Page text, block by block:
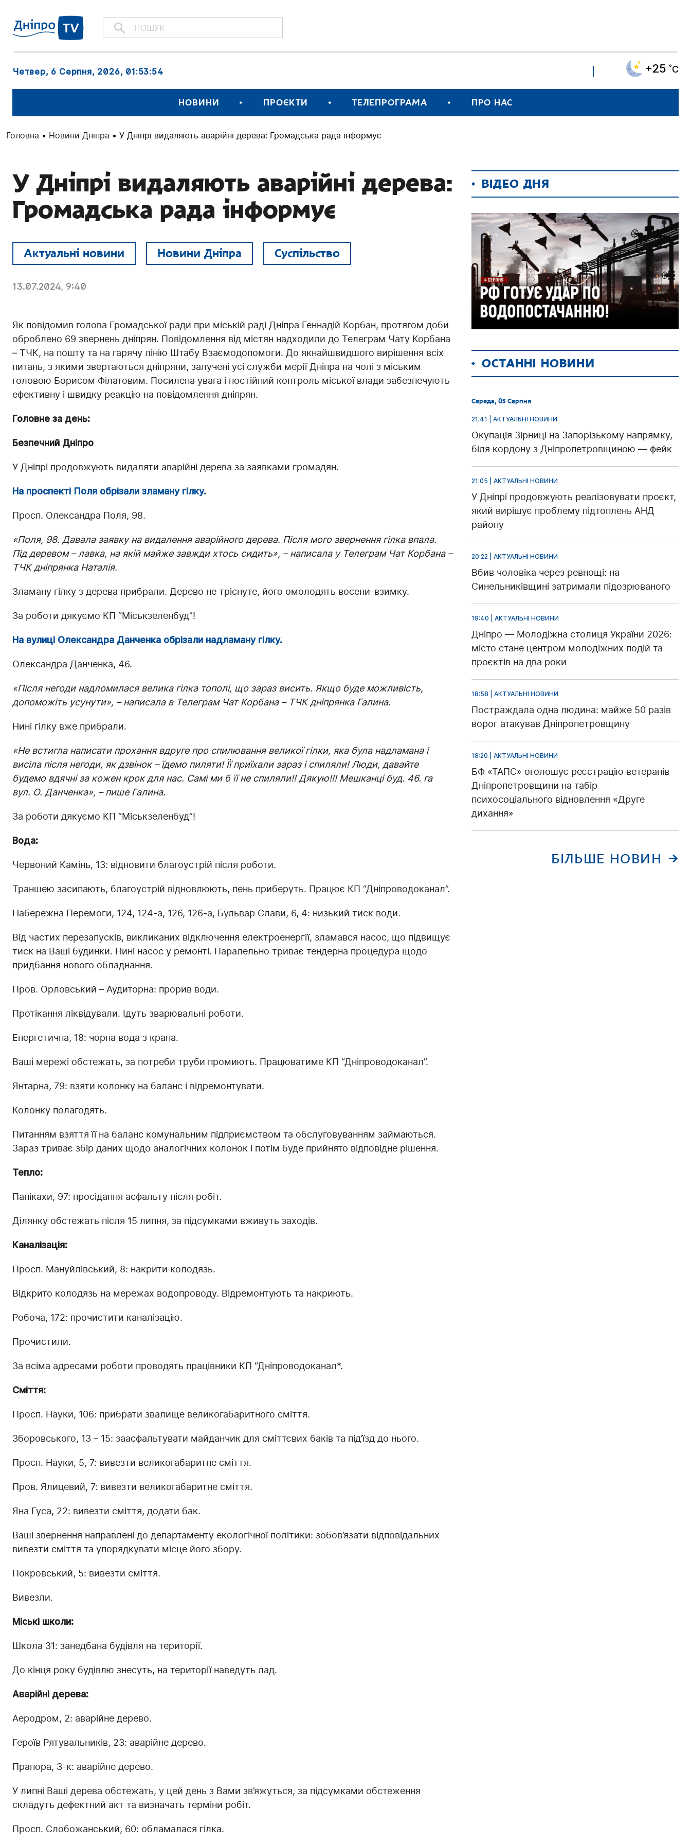
Четвер, 6 Серпня, 2026, 01:53:55 +25 ˚C
НОВИНИ ПРОЄКТИ ТЕЛЕПРОГРАМА ПРО НАС
Головна • Новини Дніпра • У Дніпрі видаляють аварійні дерева: Громадська рада інформує
У Дніпрі видаляють аварійні дерева:
Громадська рада інформує
Актуальні новини Новини Дніпра Суспільство
13.07.2024, 9:40
Як повідомив голова Громадської ради при міській раді Дніпра Геннадій Корбан, протягом доби
оброблено 69 звернень дніпрян. Повідомлення від містян надходили до Телеграм Чату Корбана
– ТЧК, на пошту та на гарячу лінію Штабу Взаємодопомоги. До якнайшвидшого вирішення всіх
питань, з якими звертаються дніпряни, залучені усі служби мерії Дніпра на чолі з міським
головою Борисом Філатовим. Посилена увага і постійний контроль міської влади забезпечують
ефективну і швидку реакцію на повідомлення дніпрян.
Головне за день:
Безпечний Дніпро
У Дніпрі продовжують видаляти аварійні дерева за заявками громадян.
На проспекті Поля обрізали зламану гілку.
Просп. Олександра Поля, 98.
«Поля, 98. Давала заявку на видалення аварійного дерева. Після мого звернення гілка впала.
Під деревом – лавка, на якій майже завжди хтось сидить», – написала у Телеграм Чат Корбана –
ТЧК дніпрянка Наталія.
Зламану гілку з дерева прибрали. Дерево не тріснуте, його омолодять восени-взимку.
За роботи дякуємо КП “Міськзеленбуд”!
На вулиці Олександра Данченка обрізали надламану гілку.
Олександра Данченка, 46.
«Після негоди надломилася велика гілка тополі, що зараз висить. Якщо буде можливість,
допоможіть усунути», – написала в Телеграм Чат Корбана – ТЧК дніпрянка Галина.
Нині гілку вже прибрали.
«Не встигла написати прохання вдруге про спилювання великої гілки, яка була надламана і
висіла після негоди, як дзвінок – їдемо пиляти! Її приїхали зараз і спиляли! Люди, давайте
будемо вдячні за кожен крок для нас. Самі ми б її не спиляли!! Дякую!!! Мешканці буд. 46. га
вул. О. Данченка», – пише Галина.
За роботи дякуємо КП “Міськзеленбуд”!
Вода:
Червоний Камінь, 13: відновити благоустрій після роботи.
Траншею засипають, благоустрій відновлюють, пень приберуть. Працює КП “Дніпроводоканал”.
Набережна Перемоги, 124, 124-а, 126, 126-а, Бульвар Слави, 6, 4: низький тиск води.
Від частих перезапусків, викликаних відключення електроенергії, зламався насос, що підвищує
тиск на Ваші будинки. Нині насос у ремонті. Паралельно триває тендерна процедура щодо
придбання нового обладнання.
Пров. Орловський – Аудиторна: прорив води.
Протікання ліквідували. Ідуть зварювальні роботи.
Енергетична, 18: чорна вода з крана.
Ваші мережі обстежать, за потреби труби промиють. Працюватиме КП “Дніпроводоканал”.
Янтарна, 79: взяти колонку на баланс і відремонтувати.
Колонку полагодять.
Питанням взяття її на баланс комунальним підприємством та обслуговуванням займаються.
Зараз триває збір даних щодо аналогічних колонок і потім буде прийнято відповідне рішення.
Тепло:
Панікахи, 97: просідання асфальту після робіт.
Ділянку обстежать після 15 липня, за підсумками вживуть заходів.
Каналізація:
Просп. Мануйлівський, 8: накрити колодязь.
Відкрито колодязь на мережах водопроводу. Відремонтують та накриють.
Робоча, 172: прочистити каналізацію.
Прочистили.
За всіма адресами роботи проводять працівники КП “Дніпроводоканал*.
Сміття:
Просп. Науки, 106: прибрати звалище великогабаритного сміття.
Зборовського, 13 – 15: заасфальтувати майданчик для сміттєвих баків та під’їзд до нього.
Просп. Науки, 5, 7: вивезти великогабаритне сміття.
Пров. Ялицевий, 7: вивезти великогабаритне сміття.
Яна Гуса, 22: вивезти сміття, додати бак.
Ваші звернення направлені до департаменту екологічної політики: зобов’язати відповідальних
вивезти сміття та упорядкувати місце його збору.
Покровський, 5: вивезти сміття.
Вивезли.
Міські школи:
Школа 31: занедбана будівля на території.
До кінця року будівлю знесуть, на території наведуть лад.
Аварійні дерева:
Аеродром, 2: аварійне дерево.
Героїв Рятувальників, 23: аварійне дерево.
Прапора, 3-к: аварійне дерево.
У липні Ваші дерева обстежать, у цей день з Вами зв’яжуться, за підсумками обстеження
складуть дефектний акт та визначать терміни робіт.
Просп. Слобожанський, 60: обламалася гілка.
ВІДЕО ДНЯ
ОСТАННІ НОВИНИ
Середа, 05 Серпня
21:41 | АКТУАЛЬНІ НОВИНИ
Окупація Зірниці на Запорізькому напрямку,
біля кордону з Дніпропетровщиною — фейк
21:05 | АКТУАЛЬНІ НОВИНИ
У Дніпрі продовжують реалізовувати проєкт,
який вирішує проблему підтоплень АНД
району
20:22 | АКТУАЛЬНІ НОВИНИ
Вбив чоловіка через ревнощі: на
Синельниківщині затримали підозрюваного
19:40 | АКТУАЛЬНІ НОВИНИ
Дніпро — Молодіжна столиця України 2026:
місто стане центром молодіжних подій та
проєктів на два роки
18:58 | АКТУАЛЬНІ НОВИНИ
Постраждала одна людина: майже 50 разів
ворог атакував Дніпропетровщину
18:20 | АКТУАЛЬНІ НОВИНИ
БФ «ТАПС» оголошує реєстрацію ветеранів
Дніпропетровщини на табір
психосоціального відновлення «Друге
дихання»
БІЛЬШЕ НОВИН